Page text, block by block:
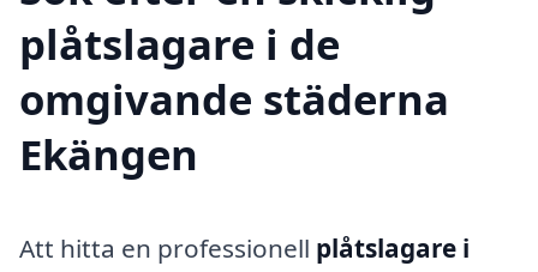
plåtslagare i de
omgivande städerna
Ekängen
Att hitta en professionell plåtslagare i